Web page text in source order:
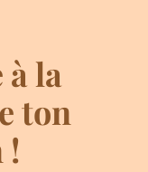
à la
ton
!